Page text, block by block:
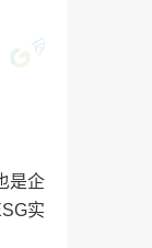
是企
实